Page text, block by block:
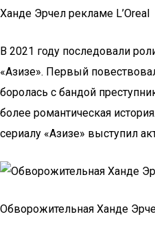
Ханде Эрчел рекламе L’Oreal
В 2021 году последовали
«Азизе». Первый
боролась с бандой
более романтическая
сериалу «Азизе» выступил
Обворожительная Ханде